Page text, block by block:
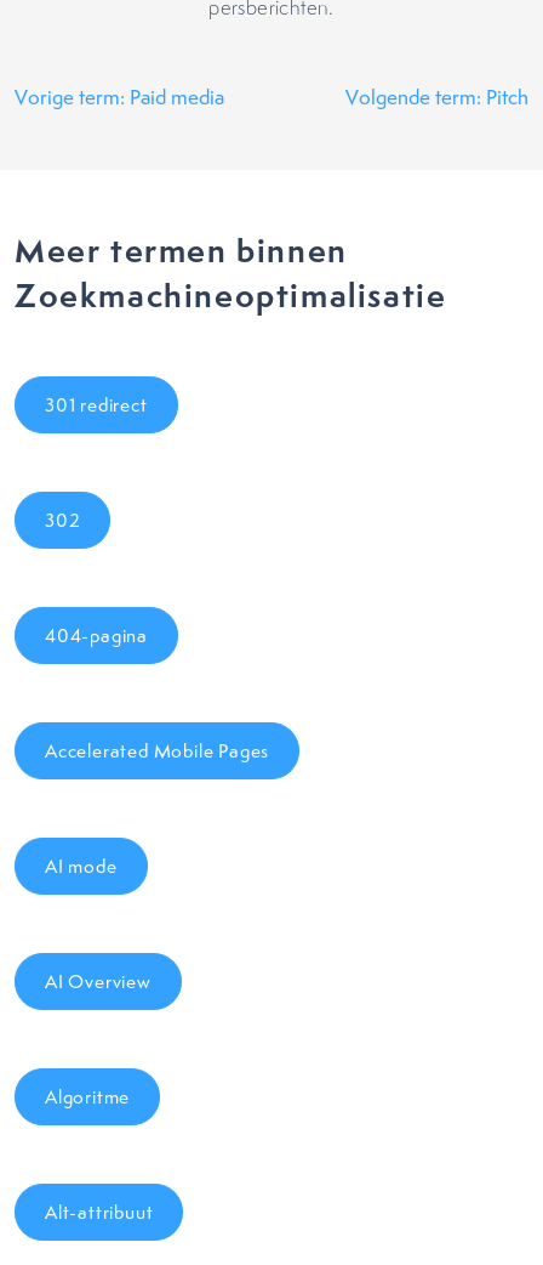
persberichten.
Vorige term: Paid media Volgende term: Pitch
Meer termen binnen
Zoekmachineoptimalisatie
301 redirect
302
404-pagina
Accelerated Mobile Pages
AI mode
AI Overview
Algoritme
Alt-attribuut